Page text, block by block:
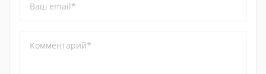
Ваш email*
Комментарий*